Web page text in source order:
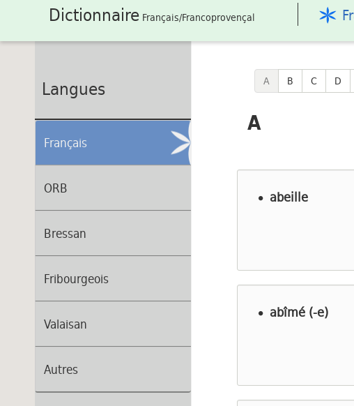
Dictionnaire Français/Francoprovençal
Langues
Français
ORB
Bressan
Fribourgeois
Valaisan
Autres
A B C D
A
abeille
abîmé (-e)